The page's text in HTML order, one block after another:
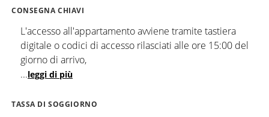
CONSEGNA CHIAVI
L'accesso all'appartamento avviene tramite tastiera
digitale o codici di accesso rilasciati alle ore 15:00 del
giorno di arrivo,
...leggi di più
TASSA DI SOGGIORNO